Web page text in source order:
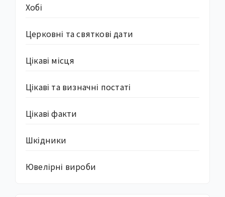
Хобі
Церковні та святкові дати
Цікаві місця
Цікаві та визначні постаті
Цікаві факти
Шкідники
Ювелірні вироби